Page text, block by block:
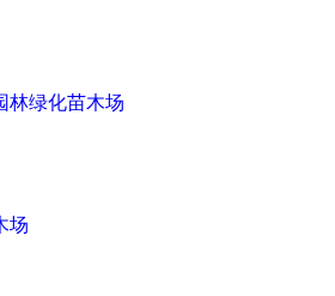
林绿化苗木场
场